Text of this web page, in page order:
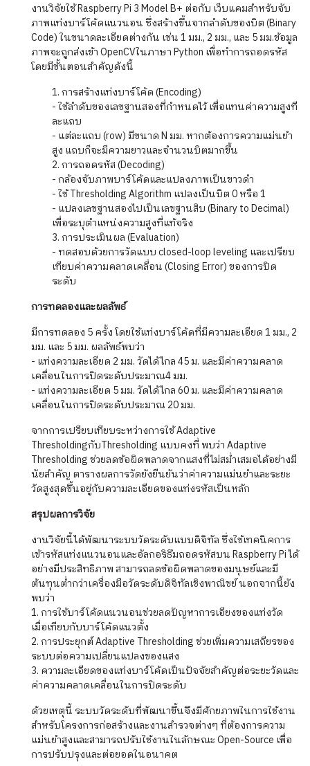
งานวิจัยใช้ Raspberry Pi 3 Model B+ ต่อกับ เว็บแคมสำหรับจับ
ภาพแท่งบาร์โค้ดแนวนอน ซึ่งสร้างขึ้นจากลำดับของบิต (Binary
Code) ในขนาดละเอียดต่างกัน เช่น 1 มม., 2 มม., และ 5 มม.ข้อมูล
ภาพจะถูกส่งเข้า OpenCVในภาษา Python เพื่อทำการถอดรหัส
โดยมีขั้นตอนสำคัญดังนี้
1. การสร้างแท่งบาร์โค้ด (Encoding)
- ใช้ลำดับของเลขฐานสองที่กำหนดไว้ เพื่อแทนค่าความสูงที
ละแถบ
- แต่ละแถบ (row) มีขนาด N มม. หากต้องการความแม่นยำ
สูง แถบก็จะมีความยาวและจำนวนบิตมากขึ้น
2. การถอดรหัส (Decoding)
- กล้องจับภาพบาร์โค้ดและแปลงภาพเป็นขาวดำ
- ใช้ Thresholding Algorithm แปลงเป็นบิต 0 หรือ 1
- แปลงเลขฐานสองไปเป็นเลขฐานสิบ (Binary to Decimal)
เพื่อระบุตำแหน่งความสูงที่แท้จริง
3. การประเมินผล (Evaluation)
- ทดสอบด้วยการวัดแบบ closed-loop leveling และเปรียบ
เทียบค่าความคลาดเคลื่อน (Closing Error) ของการปิด
ระดับ
การทดลองและผลลัพธ์
มีการทดลอง 5 ครั้ง โดยใช้แท่งบาร์โค้ดที่มีความละเอียด 1 มม., 2
มม. และ 5 มม. ผลลัพธ์พบว่า
- แท่งความละเอียด 2 มม. วัดได้ไกล 45 ม. และมีค่าความคลาด
เคลื่อนในการปิดระดับประมาณ4 มม.
- แท่งความละเอียด 5 มม. วัดได้ไกล 60 ม. และมีค่าความคลาด
เคลื่อนในการปิดระดับประมาณ 20 มม.
จากการเปรียบเทียบระหว่างการใช้ Adaptive
ThresholdingกับThresholding แบบคงที่ พบว่า Adaptive
Thresholding ช่วยลดข้อผิดพลาดจากแสงที่ไม่สม่ำเสมอได้อย่างมี
นัยสำคัญ ตารางผลการวัดยังยืนยันว่าค่าความแม่นยำและระยะ
วัดสูงสุดขึ้นอยู่กับความละเอียดของแท่งรหัสเป็นหลัก
สรุปผลการวิจัย
งานวิจัยนี้ได้พัฒนาระบบวัดระดับแบบดิจิทัล ซึ่งใช้เทคนิคการ
เข้ารหัสแท่งแนวนอนและอัลกอริธึมถอดรหัสบน Raspberry Pi ได้
อย่างมีประสิทธิภาพ สามารถลดข้อผิดพลาดของมนุษย์และมี
ต้นทุนต่ำกว่าเครื่องมือวัดระดับดิจิทัลเชิงพาณิชย์ นอกจากนี้ยัง
พบว่า
1. การใช้บาร์โค้ดแนวนอนช่วยลดปัญหาการเอียงของแท่งวัด
เมื่อเทียบกับบาร์โค้ดแนวตั้ง
2. การประยุกต์ Adaptive Thresholding ช่วยเพิ่มความเสถียรของ
ระบบต่อความเปลี่ยนแปลงของแสง
3. ความละเอียดของแท่งบาร์โค้ดเป็นปัจจัยสำคัญต่อระยะวัดและ
ค่าความคลาดเคลื่อนในการปิดระดับ
ด้วยเหตุนี้ ระบบวัดระดับที่พัฒนาขึ้นจึงมีศักยภาพในการใช้งาน
สำหรับโครงการก่อสร้างและงานสำรวจต่างๆ ที่ต้องการความ
แม่นยำสูงและสามารถปรับใช้งานในลักษณะ Open-Source เพื่อ
การปรับปรุงและต่อยอดในอนาคต